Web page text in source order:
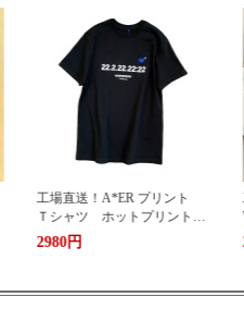
工場直送！WEL**ONE
WE11**NE プリント Ｔシャ
ツ ホットプリント 半袖
男女兼用 oversize ユニセッ
ト ブランドＴシャツ
2690円